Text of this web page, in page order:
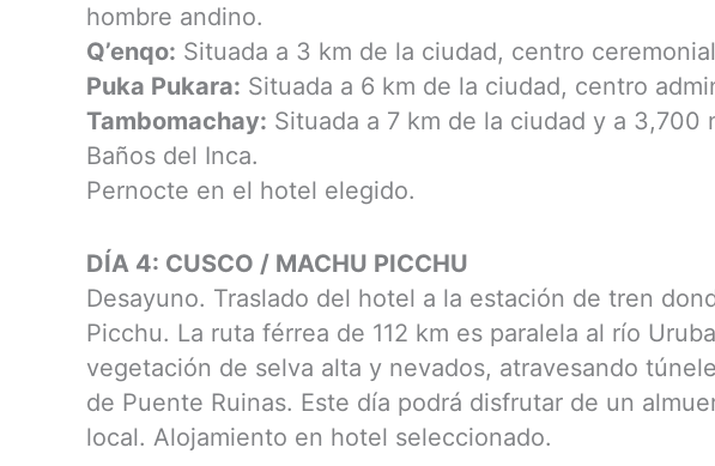
hombre andino.
Q’enqo: Situada a 3 km de la ciudad, centro
Puka Pukara: Situada a 6 km de la ciudad, centro
Tambomachay: Situada a 7 km de la ciudad y a 3,700
Baños del Inca.
Pernocte en el hotel elegido.
DÍA 4: CUSCO / MACHU PICCHU
Desayuno. Traslado del hotel a la estación de tren
Picchu. La ruta férrea de 112 km es paralela al río
vegetación de selva alta y nevados, atravesando
de Puente Ruinas. Este día podrá disfrutar de un
local. Alojamiento en hotel seleccionado.